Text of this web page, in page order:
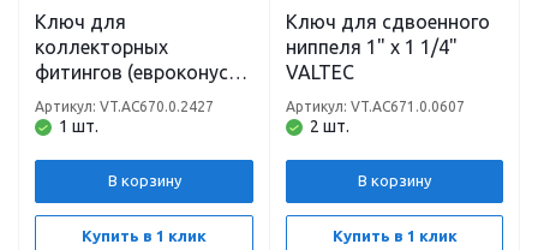
Ключ для
коллекторных
фитингов (евроконус
24/27мм) VALTEC
1 шт.
Артикул: VT.AC670.0.2427
В корзину
Купить в 1 клик
Ключ для сдвоенного
ниппеля 1" x 1 1/4"
VALTEC
2 шт.
Артикул: VT.AC671.0.0607
В корзину
Купить в 1 клик